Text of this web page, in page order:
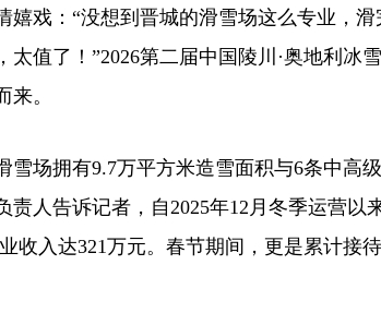
嬉戏：“没想到晋城的滑雪场这么专业，
太值了！”2026第二届中国陵川·奥地利冰
。
雪场拥有9.7万平方米造雪面积与6条中高
责人告诉记者，自2025年12月冬季运营以
收入达321万元。春节期间，更是累计接